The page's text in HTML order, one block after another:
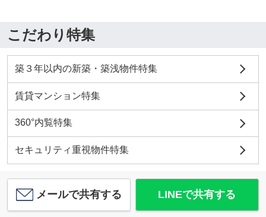
こだわり特集
築３年以内の新築・築浅物件特集
賃貸マンション特集
360°内覧特集
セキュリティ重視物件特集
メールで共有する LINEで共有する